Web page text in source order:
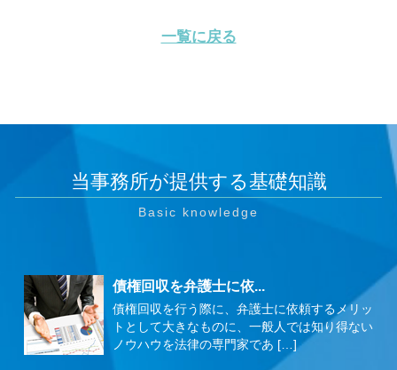
一覧に戻る
当事務所が提供する基礎知識
債権回収を弁護士に依...
債権回収を行う際に、弁護士に依頼するメリッ
トとして大きなものに、一般人では知り得ない
ノウハウを法律の専門家であ […]